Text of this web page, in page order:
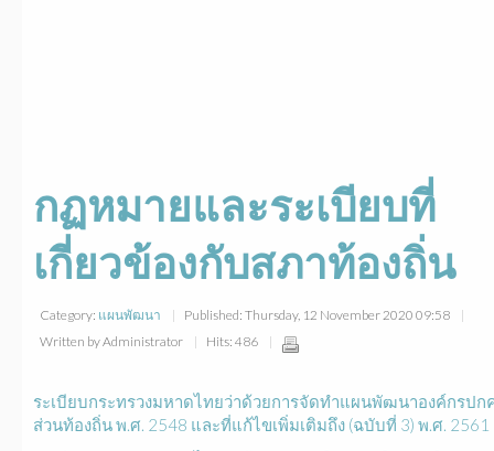
กฏหมายและระเบียบที่
เกี่ยวข้องกับสภาท้องถิ่น
Category: แผนพัฒนา
Published: Thursday, 12 November 2020 09:58
Written by Administrator
Hits: 486
ระเบียบกระทรวงมหาดไทยว่าด้วยการจัดทำแผนพัฒนาองค์กรปก
ส่วนท้องถิ่น พ.ศ. 2548 และที่แก้ไขเพิ่มเติมถึง (ฉบับที่ 3) พ.ศ. 2561